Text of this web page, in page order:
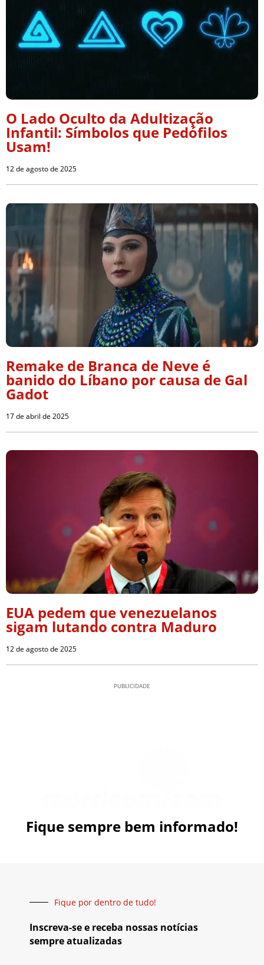
O Lado Oculto da Adultização
Infantil: Símbolos que Pedófilos
Usam!
12 de agosto de 2025
Remake de Branca de Neve é
banido do Líbano por causa de Gal
Gadot
17 de abril de 2025
EUA pedem que venezuelanos
sigam lutando contra Maduro
12 de agosto de 2025
PUBLICIDADE
Fique sempre bem informado!
Fique por dentro de tudo!
Inscreva-se e receba nossas notícias
sempre atualizadas